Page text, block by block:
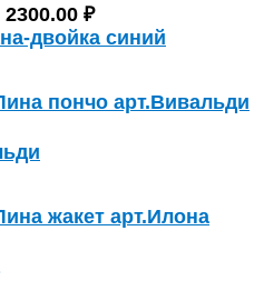
2300.00 ₽
пончо арт.Вивальди
жакет арт.Илона